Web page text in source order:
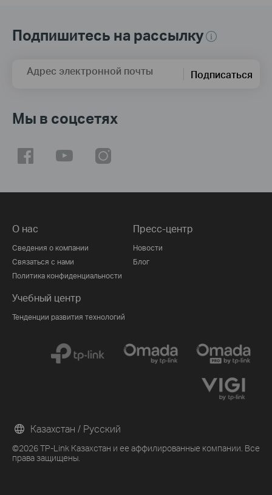
Подпишитесь на рассылку
Адрес электронной почты Подписаться
Мы в соцсетях
О нас
Сведения о компании
Связаться с нами
Политика конфиденциальности
Пресс-центр
Новости
Блог
Учебный центр
Тенденции развития технологий
©2026 TP-Link Казахстан и ее аффилированные компании. Все
права защищены.
Казахстан / Русский